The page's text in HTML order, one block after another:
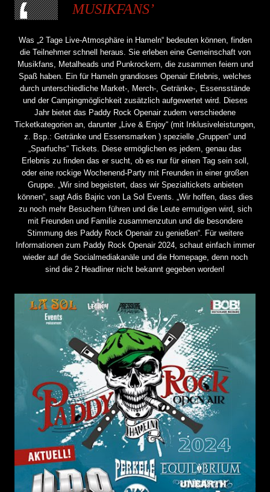
MUSIKFANS
Was „2 Tage Live-Atmosphäre in Hameln“ bedeuten können, finden
die Teilnehmer schnell heraus. Sie erleben eine Gemeinschaft von
Musikfans, Metalheads und Punkrockern, die zusammen feiern und
Spaß haben. Ein für Hameln grandioses Openair Erlebnis, welches
durch unterschiedliche Market-, Merch-, Getränke-, Essensstände
und der Campingmöglichkeit zusätzlich aufgewertet wird. Dieses
Jahr bietet das Paddy Rock Openair zudem verschiedene
Ticketkategorien an, darunter „Live & Enjoy“ (mit Inklusiveleistungen,
z. Bsp.: Getränke und Essensmarken ) spezielle „Gruppen“ und
„Sparfuchs“ Tickets. Diese ermöglichen es jedem, genau das
Erlebnis zu finden das er sucht, ob es nur für einen Tag sein soll,
oder eine rockige Wochenend-Party mit Freunden in einer großen
Gruppe. „Wir sind begeistert, dass wir Spezialtickets anbieten
können“, sagt Adis Bajric von La Sol Events. „Wir hoffen, dass dies
zu noch mehr Besuchern führen und die Leute ermutigen wird, sich
mit Freunden und Familie zusammenzutun und die besondere
Stimmung des Paddy Rock Openair zu genießen“. Für weitere
Informationen zum Paddy Rock Openair 2024, schaut einfach immer
wieder auf die Socialmediakanäle und die Homepage, denn noch
sind die 2 Headliner nicht bekannt gegeben worden!